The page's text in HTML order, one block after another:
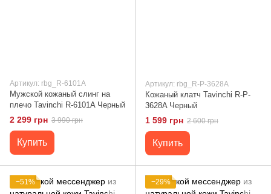
Артикул: rbg_R-6101A
Мужской кожаный слинг на
плечо Tavinchi R-6101A Черный
2 299 грн 3 990 грн
Купить
Артикул: rbg_R-P-3628A
Кожаный клатч Tavinchi R-P-
3628A Черный
1 599 грн 2 600 грн
Купить
−51% −29%